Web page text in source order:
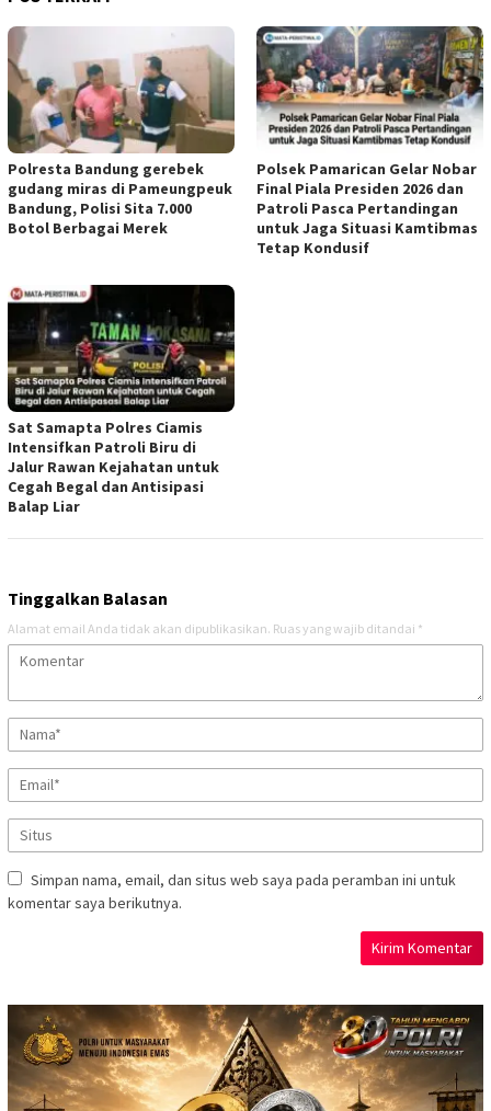
Polresta Bandung gerebek
gudang miras di Pameungpeuk
Bandung, Polisi Sita 7.000
Botol Berbagai Merek
Polsek Pamarican Gelar Nobar
Final Piala Presiden 2026 dan
Patroli Pasca Pertandingan
untuk Jaga Situasi Kamtibmas
Tetap Kondusif
Sat Samapta Polres Ciamis
Intensifkan Patroli Biru di
Jalur Rawan Kejahatan untuk
Cegah Begal dan Antisipasi
Balap Liar
Tinggalkan Balasan
Alamat email Anda tidak akan dipublikasikan. Ruas yang wajib ditandai *
Simpan nama, email, dan situs web saya pada peramban ini untuk
komentar saya berikutnya.